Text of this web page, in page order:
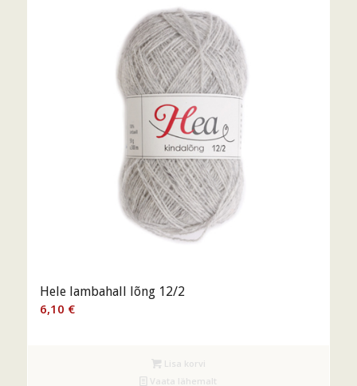
Hele lambahall lõng 12/2
6,10 €
Lisa korvi
Vaata lähemalt